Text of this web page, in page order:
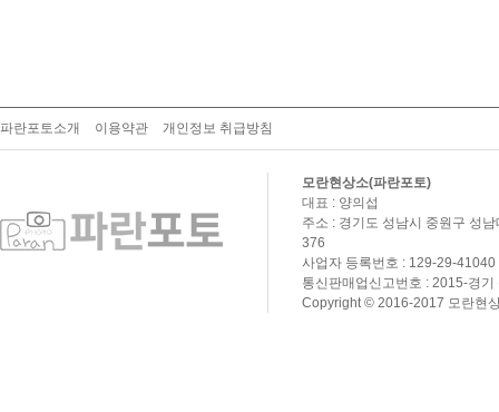
파란포토소개 이용약관 개인정보 취급방침
모란현상소(파란포토)
대표 : 양의섭
주소 : 경기도 성남시 중원구 성
376
사업자 등록번호 : 129-29-41040
통신판매업신고번호 : 2015-경
Copyright © 2016-2017 모란현